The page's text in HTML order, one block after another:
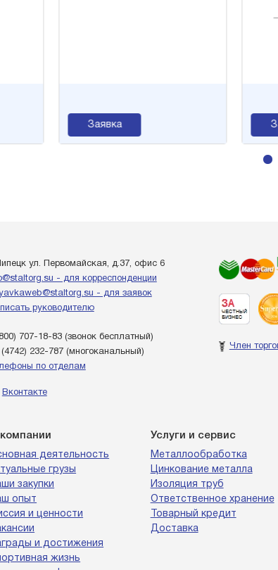
Заявка
ул. Первомайская, д.37, офис 6
- для корреспонденции
- для заявок
руководителю
707-18-83(звонок бесплатный)
(4742) 232-787(многоканальный)
по отделам
Вконтакте
деятельность
грузы
закупки
опыт
и ценности
и достижения
жизнь
Услуги и сервис
Металлообработка
Цинкование металла
Изоляция труб
Ответственное хранение
Товарный кредит
Доставка
Член